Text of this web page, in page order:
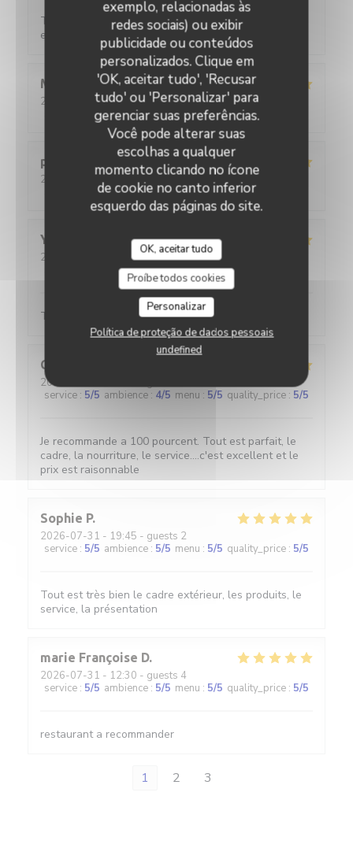
exemplo, relacionadas às
redes sociais) ou exibir
publicidade ou conteúdos
personalizados. Clique em
'OK, aceitar tudo', 'Recusar
tudo' ou 'Personalizar' para
gerenciar suas preferências.
Você pode alterar suas
escolhas a qualquer
momento clicando no ícone
de cookie no canto inferior
esquerdo das páginas do site.
OK, aceitar tudo
Proíbe todos cookies
Personalizar
Política de proteção de dados pessoais
undefined
Toujours aussi satisfaite, c'est très bon et le service
est parfait.
Martine
2026-08-02- 12:30 - guests 2
/5 ambience: 5/5 menu:5/5 quality_price
pascal
2026-07-30- 12:00 - guests 2
/5 ambience: 4/5 menu:5/5 quality_price
Yann
2026-08-01
- 20:45 - guests 2
ambience:5/5 menu:5/5 quality_price
Toujours au top
Cécile
2026-07-30
service : 5/5 ambience : 4/5 menu : 5/5 quality_price : 5/5
Je recommande a 100 pourcent. Tout est parfait, le
cadre, la nourriture, le service....c'est excellent et le
prix est raisonnable
Sophie P
2026-07-31 - 19:45 - guests 2
service : 5/5 ambience : 5/5 menu : 5/5 quality_price : 5/5
Tout est très bien le cadre extérieur, les produits, le
service, la présentation
marie Françoise D
2026-07-31 - 12:30 - guests 4
service : 5/5 ambience : 5/5 menu : 5/5 quality_price : 5/5
restaurant a recommander
1 2 3
L'Ecaille